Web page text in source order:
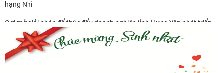
hạng Nhì
Gợi mở giải pháp để thúc đẩy doanh nghiệp tỉnh Hưng Yên phát triển
Ông Đỗ Văn Vẻ là Chủ tịch Hiệp hội Doanh nghiệp tỉnh Hưng Yên
Hiệp hội doanh nghiệp tỉnh Hưng Yên: Cập nhật chính sách thuế mới